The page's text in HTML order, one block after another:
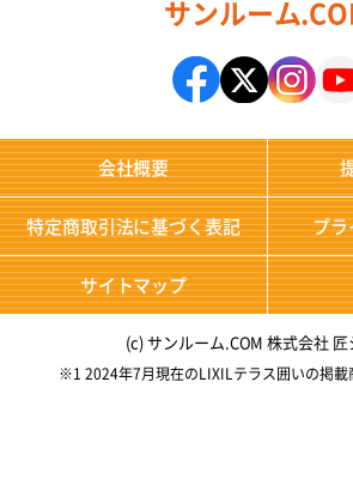
サンルーム
会社概要
特定商取引法に基づく表記 プラ
サイトマップ
(c) サンルーム.COM 株式会社
※1 2024年7月現在のLIXILテラス囲いの掲載